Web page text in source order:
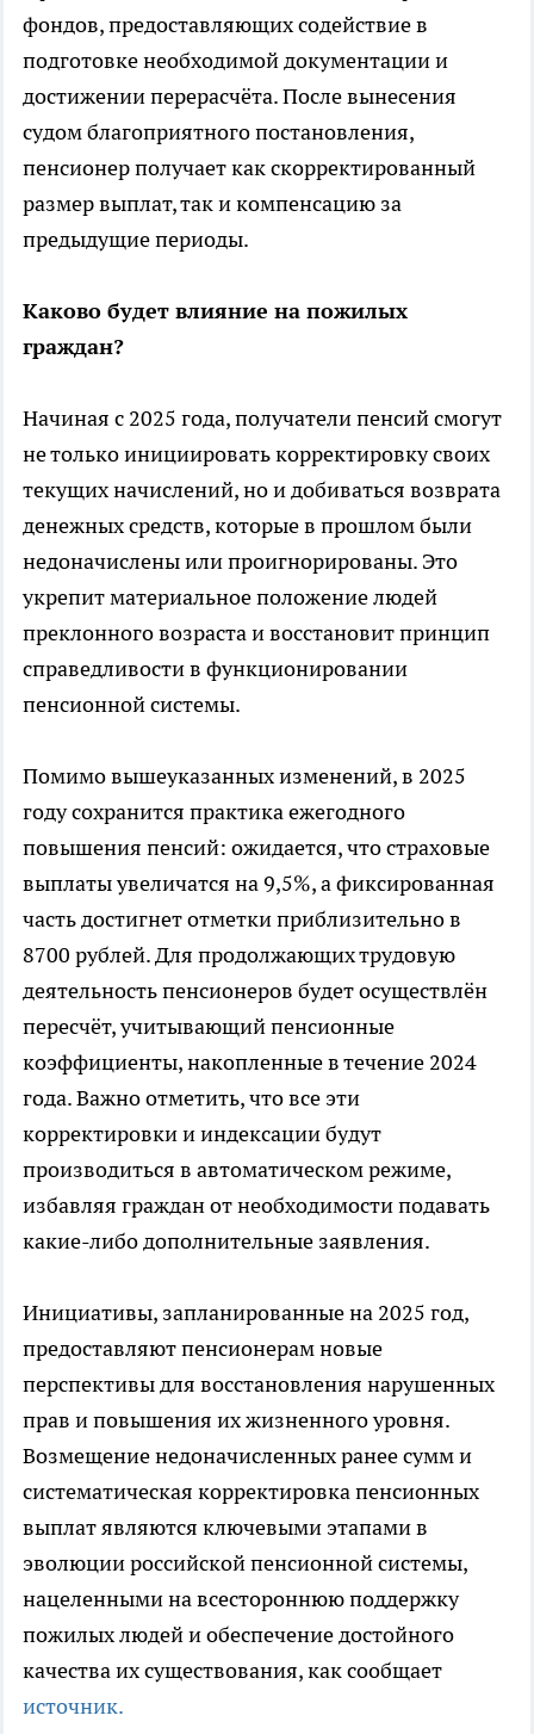
фондов, предоставляющих содействие в
подготовке необходимой документации и
достижении перерасчёта. После вынесения
судом благоприятного постановления,
пенсионер получает как скорректированный
размер выплат, так и компенсацию за
предыдущие периоды.
Каково будет влияние на пожилых
граждан?
Начиная с 2025 года, получатели пенсий смогут
не только инициировать корректировку своих
текущих начислений, но и добиваться возврата
денежных средств, которые в прошлом были
недоначислены или проигнорированы. Это
укрепит материальное положение людей
преклонного возраста и восстановит принцип
справедливости в функционировании
пенсионной системы.
Помимо вышеуказанных изменений, в 2025
году сохранится практика ежегодного
повышения пенсий: ожидается, что страховые
выплаты увеличатся на 9,5%, а фиксированная
часть достигнет отметки приблизительно в
8700 рублей. Для продолжающих трудовую
деятельность пенсионеров будет осуществлён
пересчёт, учитывающий пенсионные
коэффициенты, накопленные в течение 2024
года. Важно отметить, что все эти
корректировки и индексации будут
производиться в автоматическом режиме,
избавляя граждан от необходимости подавать
какие-либо дополнительные заявления.
Инициативы, запланированные на 2025 год,
предоставляют пенсионерам новые
перспективы для восстановления нарушенных
прав и повышения их жизненного уровня.
Возмещение недоначисленных ранее сумм и
систематическая корректировка пенсионных
выплат являются ключевыми этапами в
эволюции российской пенсионной системы,
нацеленными на всестороннюю поддержку
пожилых людей и обеспечение достойного
качества их существования, как сообщает
источник.